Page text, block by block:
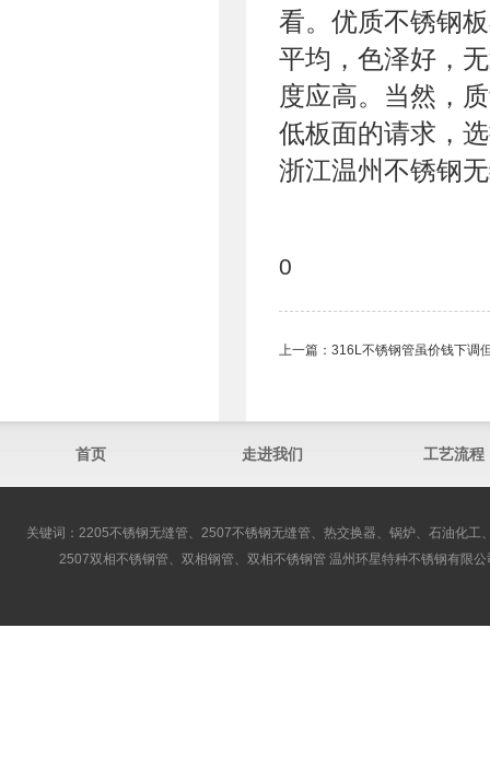
看。优质不锈钢
平均，色泽好，
度应高。当然，
低板面的请求，
浙江温州不锈钢
0
上一篇： 316L不锈钢管虽价钱下调
首页 走进我们 工艺流程
关键词：2205不锈钢无缝管、2507不锈钢无缝管、热交换器、锅炉、石油化
2507双相不锈钢管、双相钢管、双相不锈钢管 温州环星特种不锈钢有限